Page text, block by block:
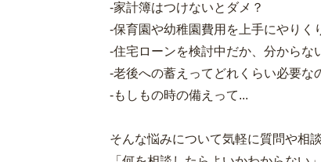
-家計簿はつけないとダメ？
-保育園や幼稚園費用を上手にやりく
-住宅ローンを検討中だか、分から
-老後への蓄えってどれくらい必要な
-もしもの時の備えって...
そんな悩みについて気軽に質問や相